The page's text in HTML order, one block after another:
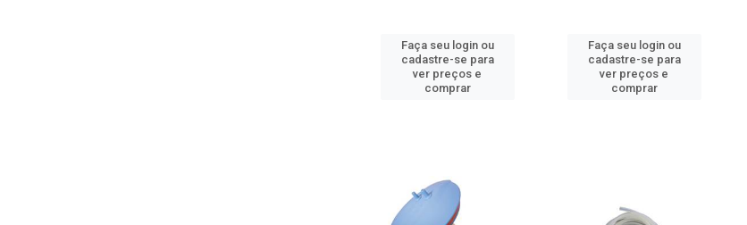
Faça seu login ou
cadastre-se para
ver preços e
comprar
Faça seu login ou
cadastre-se para
ver preços e
comprar